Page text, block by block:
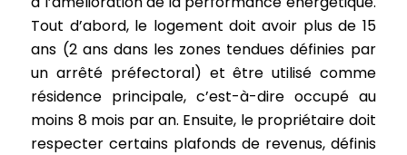
Tout d’abord, le logement doit avoir plus de 15
ans (2 ans dans les zones tendues définies par
un arrêté préfectoral) et être utilisé comme
résidence principale, c’est-à-dire occupé au
moins 8 mois par an. Ensuite, le propriétaire doit
respecter certains plafonds de revenus, définis